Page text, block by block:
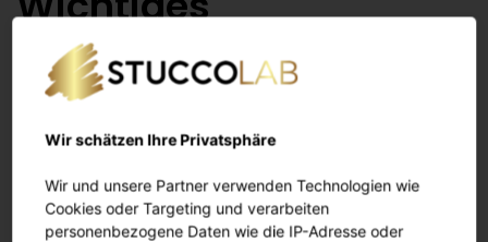
AGB
Datenschutz
Cookie Verwendung
Wir schätzen Ihre Privatsphäre
Wir und unsere Partner verwenden Technologien wie
Cookies oder Targeting und verarbeiten
personenbezogene Daten wie die IP-Adresse oder